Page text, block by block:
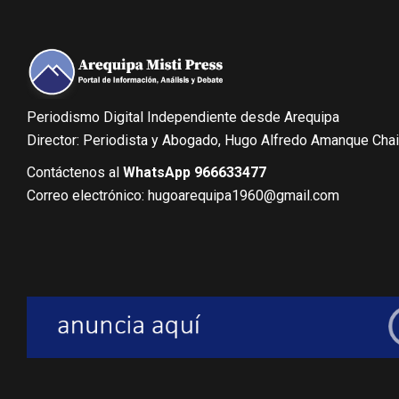
Periodismo Digital Independiente desde Arequipa
Director: Periodista y Abogado, Hugo Alfredo Amanque
Contáctenos al WhatsApp 966633477
Correo electrónico: hugoarequipa1960@gmail.com